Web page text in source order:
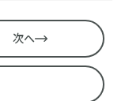
次へ